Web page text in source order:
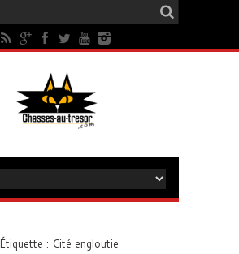
Étiquette : Cité engloutie